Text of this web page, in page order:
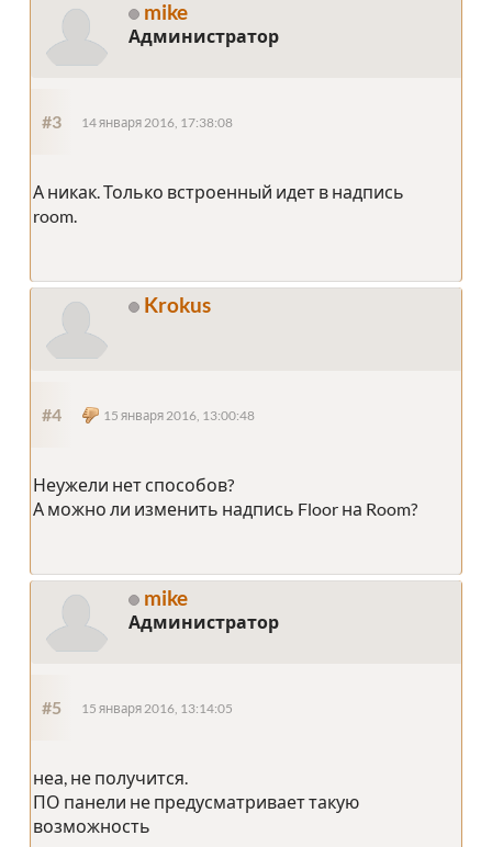
mike
Администратор
#3 14 января 2016, 17:38:08
А никак. Только встроенный идет в надпись
room.
Krokus
#4 15 января 2016, 13:00:48
Неужели нет способов?
А можно ли изменить надпись Floor на Room?
mike
Администратор
#5 15 января 2016, 13:14:05
неа, не получится.
ПО панели не предусматривает такую
возможность